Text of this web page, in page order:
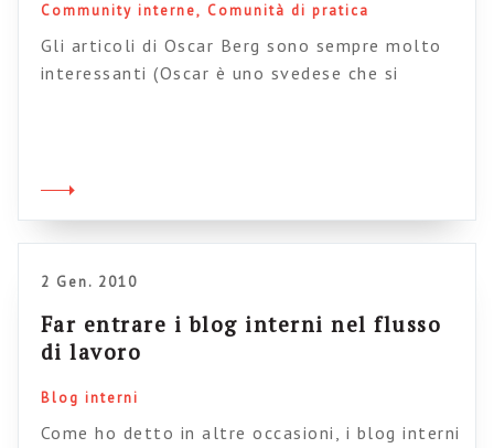
Community interne Comunità di pratica
Gli articoli di Oscar Berg sono sempre molto
interessanti (Oscar è uno svedese che si
ad analizzare le sfumature organizzative della
pensare a team […]
2 Gen. 2010
Far entrare i blog interni nel flusso
di lavoro
Blog interni
Come ho detto in altre occasioni, i blog interni